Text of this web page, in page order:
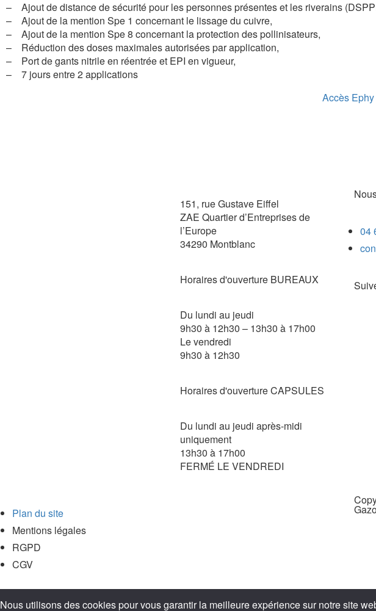
– Ajout de distance de sécurité pour les personnes présentes et les riverains
– Ajout de la mention Spe 1 concernant le lissage du cuivre,
– Ajout de la mention Spe 8 concernant la protection des pollinisateurs,
– Réduction des doses maximales autorisées par application,
– Port de gants nitrile en réentrée et EPI en vigueur,
– 7 jours entre 2 applications
Accès Ephy
151, rue Gustave Eiffel
ZAE Quartier d’Entreprises de
l’Europe
34290 Montblanc
Horaires d'ouverture BUREAUX
Du lundi au jeudi
9h30 à 12h30 – 13h30 à 17h00
Le vendredi
9h30 à 12h30
Horaires d'ouverture CAPSULES
Du lundi au jeudi après-midi
uniquement
13h30 à 17h00
FERMÉ LE VENDREDI
04
Plan du site
Mentions légales
RGPD
CGV
Nous utilisons des cookies pour vous garantir la meilleure expérience sur notre site